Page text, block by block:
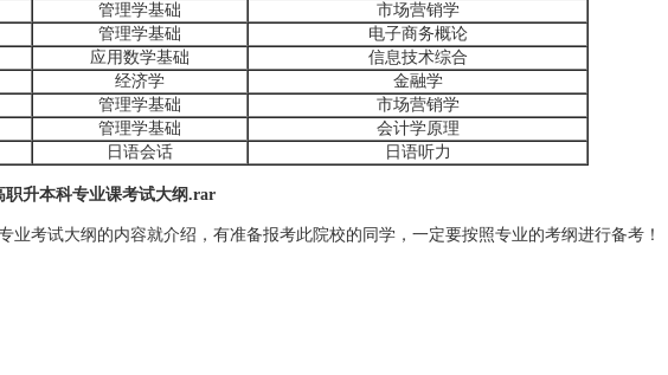
管理学基础
市场营销学
管理学基础
电子商务概论
应用数学基础
信息技术综合
经济学
金融学
管理学基础
市场营销学
管理学基础
会计学原理
日语会话 日语听力
职升本科专业课考试大纲.rar
考试大纲的内容就介绍，有准备报考此院校的同学，一定要按照专业的考纲进行备考！